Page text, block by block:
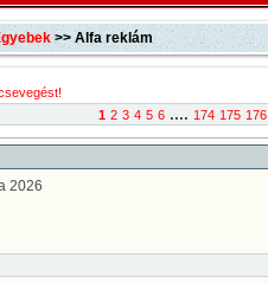
>> Alfa reklám
1 2 3 4 5 6 .... 174 175 176
2026